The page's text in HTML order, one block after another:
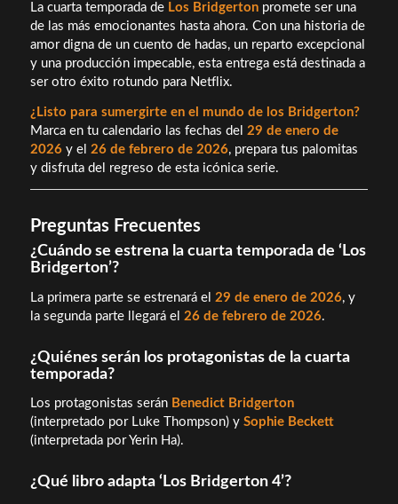
La cuarta temporada de Los Bridgertonpromete ser una
de las más emocionantes hasta ahora. Con una historia de
amor digna de un cuento de hadas, un reparto excepcional
y una producción impecable, esta entrega está destinada a
ser otro éxito rotundo para Netflix.
¿Listo para sumergirte en el mundo de los Bridgerton?
Marca en tu calendario las fechas del 29 de enero de
2026y el 26 de febrero de 2026, prepara tus palomitas
y disfruta del regreso de esta icónica serie.
Preguntas Frecuentes
¿Cuándo se estrena la cuarta temporada de ‘Los
Bridgerton’?
La primera parte se estrenará el 29 de enero de 2026, y
la segunda parte llegará el 26 de febrero de 2026.
¿Quiénes serán los protagonistas de la cuarta
temporada?
Los protagonistas serán Benedict Bridgerton
(interpretado por Luke Thompson) y Sophie Beckett
(interpretada por Yerin Ha).
¿Qué libro adapta ‘Los Bridgerton 4’?